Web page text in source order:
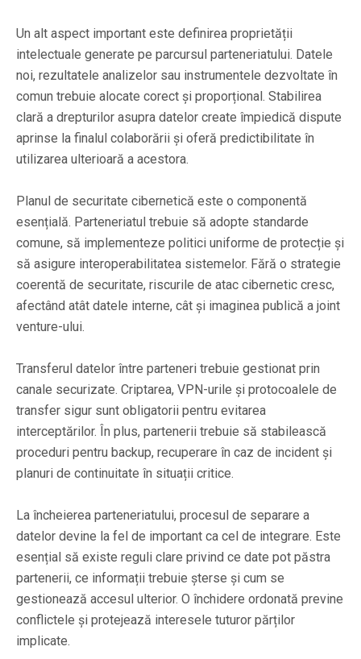
Un alt aspect important este definirea proprietății
intelectuale generate pe parcursul parteneriatului. Datele
noi, rezultatele analizelor sau instrumentele dezvoltate în
comun trebuie alocate corect și proporțional. Stabilirea
clară a drepturilor asupra datelor create împiedică dispute
aprinse la finalul colaborării și oferă predictibilitate în
utilizarea ulterioară a acestora.
Planul de securitate cibernetică este o componentă
esențială. Parteneriatul trebuie să adopte standarde
comune, să implementeze politici uniforme de protecție și
să asigure interoperabilitatea sistemelor. Fără o strategie
coerentă de securitate, riscurile de atac cibernetic cresc,
afectând atât datele interne, cât și imaginea publică a joint
venture-ului.
Transferul datelor între parteneri trebuie gestionat prin
canale securizate. Criptarea, VPN-urile și protocoalele de
transfer sigur sunt obligatorii pentru evitarea
interceptărilor. În plus, partenerii trebuie să stabilească
proceduri pentru backup, recuperare în caz de incident și
planuri de continuitate în situații critice.
La încheierea parteneriatului, procesul de separare a
datelor devine la fel de important ca cel de integrare. Este
esențial să existe reguli clare privind ce date pot păstra
partenerii, ce informații trebuie șterse și cum se
gestionează accesul ulterior. O închidere ordonată previne
conflictele și protejează interesele tuturor părților
implicate.